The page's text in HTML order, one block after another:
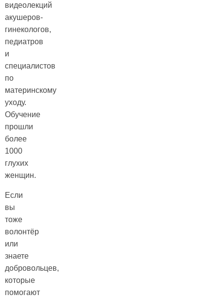
видеолекций
акушеров-
гинекологов,
педиатров
и
специалистов
по
материнскому
уходу.
Обучение
прошли
более
1000
глухих
женщин.
Если
вы
тоже
волонтёр
или
знаете
добровольцев,
которые
помогают